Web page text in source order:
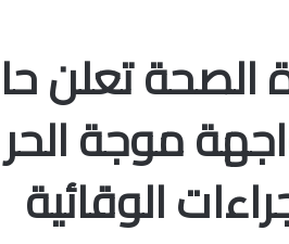
الصحة تعلن
موجة الحر
الوقائية